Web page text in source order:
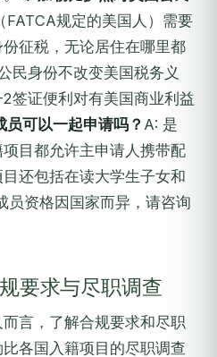
FATCA规定的美国人）需要
征税，无论居住在哪里都
民身份不改变美国税务义
签证便利对有美国商业利益
员可以一起申请吗？ A: 是
目都允许主申请人携带配
还包括在读大学生子女和
员资格因国家而异，请咨询
要求与尽职调查
言，了解合规要求和尽职
各国入籍项目的尽职调查